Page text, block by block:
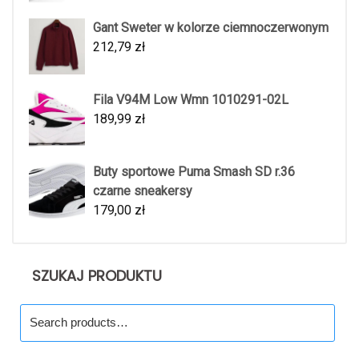
Gant Sweter w kolorze ciemnoczerwonym
212,79 zł
Fila V94M Low Wmn 1010291-02L
189,99 zł
Buty sportowe Puma Smash SD r.36
czarne sneakersy
179,00 zł
SZUKAJ PRODUKTU
for: